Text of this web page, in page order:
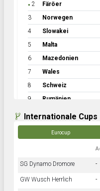
● 2 Färöer
3 Norwegen
4 Slowakei
5 Malta
6 Mazedonien
7 Wales
8 Schweiz
9 Rumänien
Internationale Cups
Eurocup
SG Dynamo Dromore -
GW Wusch Herrlich -